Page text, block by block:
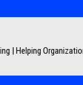
| Helping